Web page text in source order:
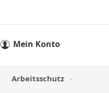
Mein Warenkorb
Mein Konto
Arbeitsschutz